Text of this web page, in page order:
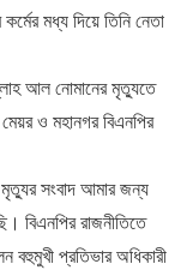
মধ্য দিয়ে তিনি নেতা
আল নোমানের মৃত্যুতে
ও মহানগর বিএনপির
সংবাদ আমার জন্য
বিএনপির রাজনীতিতে
বহুমুখী প্রতিভার অধিকারী